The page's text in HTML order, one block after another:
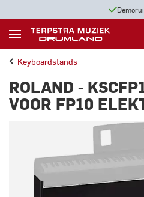
Keyboardstands
ROLAND -
VOOR FP10